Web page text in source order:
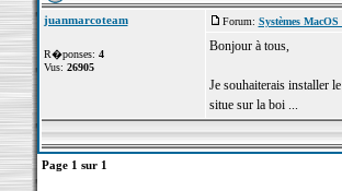
juanmarcoteam
R�ponses: 4
Vus: 26905
Forum: Systèmes
Bonjour à tous,
Je souhaiterais installer
situe sur la boi ...
Page 1 sur 1